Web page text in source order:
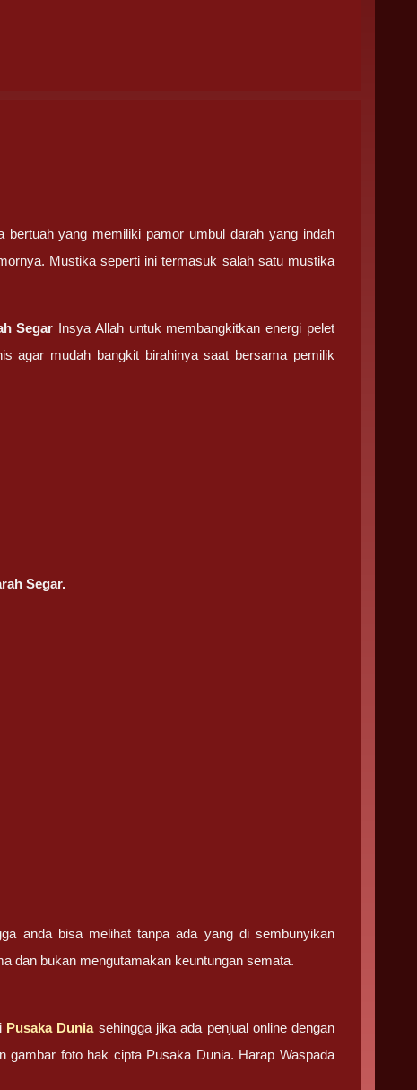
yang memiliki pamor umbul darah yang indah
Mustika seperti ini termasuk salah satu mustika
Segar Insya Allah untuk membangkitkan energi pelet
agar mudah bangkit birahinya saat bersama pemilik
Segar.
anda bisa melihat tanpa ada yang di sembunyikan
dan bukan mengutamakan keuntungan semata.
Pusaka Duniasehingga jika ada penjual online dengan
gambar foto hak cipta Pusaka Dunia. Harap Waspada